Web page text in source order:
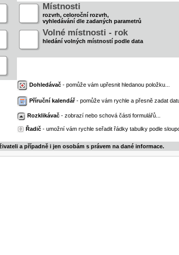
Místnosti
rozvrh, celoroční rozvrh,
vyhledávání dle zadaných parametrů
Volné místnosti - rok
hledání volných místností podle data
Dohledávač - pomůže vám upřesnit hledanou položku...
Příruční kalendář- pomůže vám rychle a přesně zadat
Rozklikávač - zobrazí nebo schová části formulářů...
Řadič - umožní vám rychle seřadit řádky tabulky podle
a případně i jen osobám s právem na dané informace.